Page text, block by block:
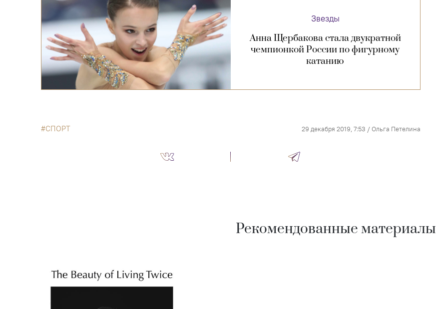
Звезды
Анна Щербакова стала двукратной
чемпионкой России по фигурному
катанию
СПОРТ 29 декабря 2019, 7:53 / Ольга Петелина
Рекомендованные материалы